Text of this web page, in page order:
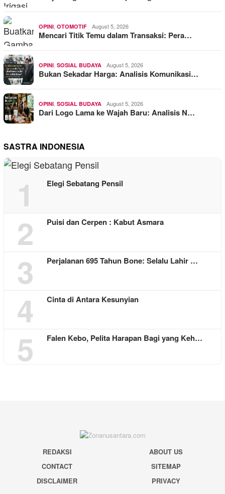
OPINI, OTOMOTIF August 5, 2026
Mencari Titik Temu dalam Transaksi: Pera…
OPINI, SOSIAL BUDAYA August 5, 2026
Bukan Sekadar Harga: Analisis Komunikasi…
OPINI, SOSIAL BUDAYA August 5, 2026
Dari Logo Lama ke Wajah Baru: Analisis N…
SASTRA INDONESIA
1 Elegi Sebatang Pensil
2 Puisi dan Cerpen : Kabut Asmara
3 Perjalanan 695 Tahun Bone: Selalu Lahir …
4 Cinta di Antara Kesunyian
5 Falen Kebo, Pelita Harapan Bagi yang Keh…
REDAKSI
ABOUT US
CONTACT
SITEMAP
DISCLAIMER
PRIVACY